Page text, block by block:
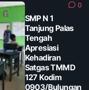
0
SMP N 1
Tanjung Palas
Tengah
Apresiasi
Kehadiran
Satgas TMMD
127 Kodim
0903/Bulungan